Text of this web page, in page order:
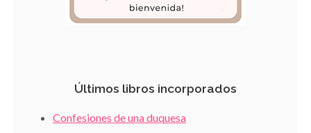
Últimos libros incorporados
Confesiones de una duquesa